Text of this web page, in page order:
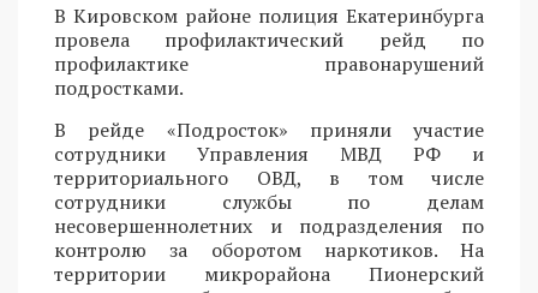
В Кировском районе полиция Екатеринбурга
провела профилактический рейд по
профилактике правонарушений
подростками.
В рейде «Подросток» приняли участие
сотрудники Управления МВД РФ и
территориального ОВД, в том числе
сотрудники службы по делам
несовершеннолетних и подразделения по
контролю за оборотом наркотиков. На
территории микрорайона Пионерский